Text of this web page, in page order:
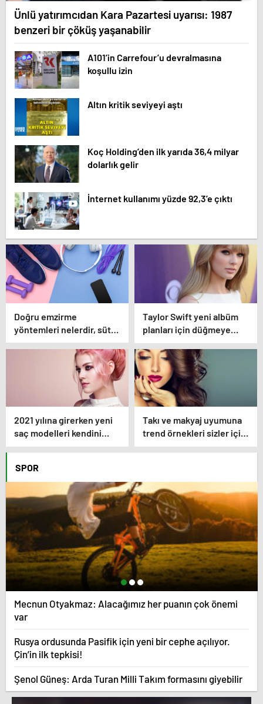
Ünlü yatırımcıdan Kara Pazartesi uyarısı: 1987
benzeri bir çöküş yaşanabilir
A101’in Carrefour’u devralmasına
koşullu izin
Altın kritik seviyeyi aştı
Koç Holding’den ilk yarıda 36,4 milyar
dolarlık gelir
İnternet kullanımı yüzde 92,3’e çıktı
Doğru emzirme
yöntemleri nelerdir, sütün
yettiği nasıl anlaşılır?
Taylor Swift yeni albüm
planları için düğmeye
bastığını sosyal
medyadan duyurdu!
2021 yılına girerken yeni
saç modelleri kendini
göstermeye başladı.
Takı ve makyaj uyumuna
trend örnekleri sizler için
derledik.
SPOR
Mecnun Otyakmaz: Alacağımız her puanın çok önemi
var
Rusya ordusunda Pasifik için yeni bir cephe açılıyor.
Çin’in ilk tepkisi!
Şenol Güneş: Arda Turan Milli Takım formasını giyebilir